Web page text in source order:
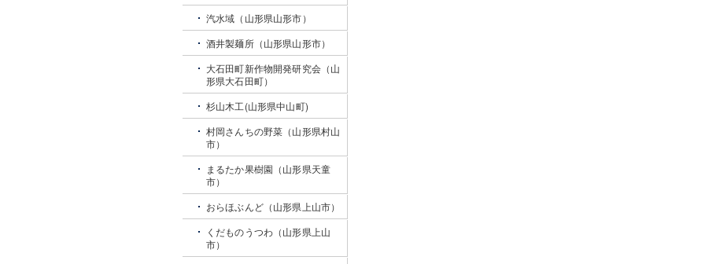
汽水域（山形県山形市）
酒井製麺所（山形県山形市）
大石田町新作物開発研究会（山
形県大石田町）
杉山木工(山形県中山町)
村岡さんちの野菜（山形県村山
市）
まるたか果樹園（山形県天童
市）
おらほぶんど（山形県上山市）
くだものうつわ（山形県上山
市）